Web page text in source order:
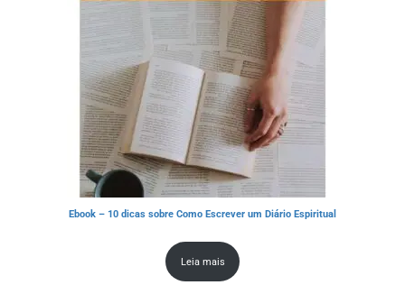
Ebook – 10 dicas sobre Como Escrever um Diário Espiritual
Leia mais